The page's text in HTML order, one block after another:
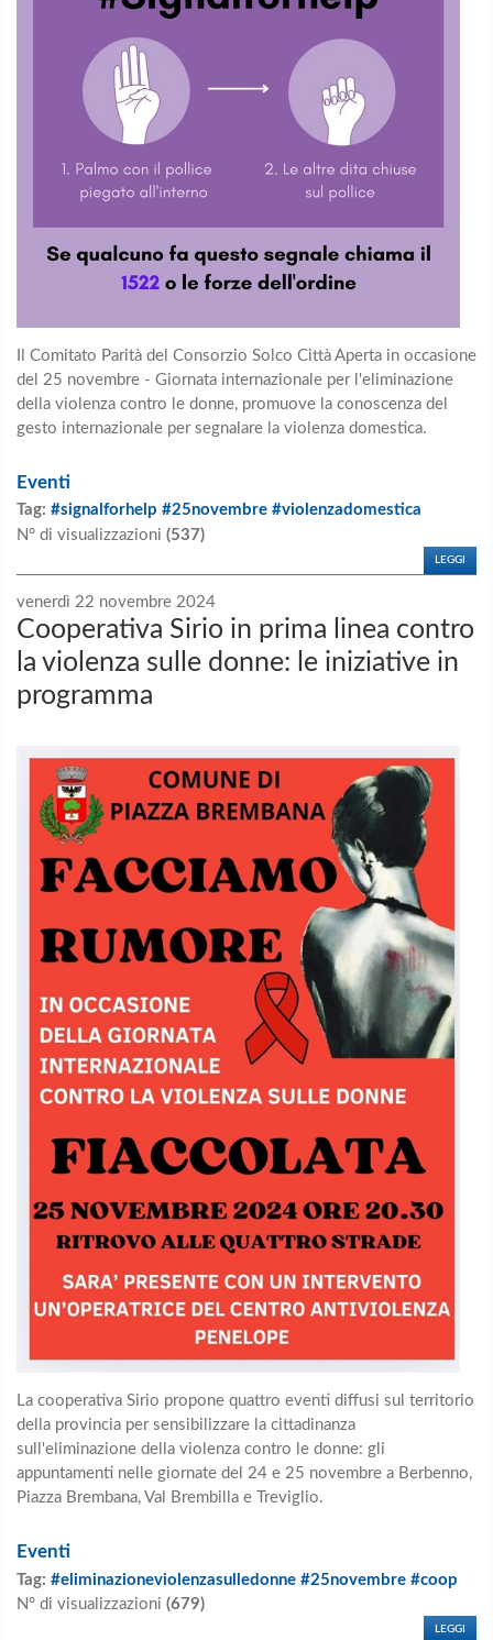
Il Comitato Parità del Consorzio Solco Città Aperta in occasione
del 25 novembre - Giornata internazionale per l'eliminazione
della violenza contro le donne, promuove la conoscenza del
gesto internazionale per segnalare la violenza domestica.
Eventi
Tag: #signalforhelp #25novembre #violenzadomestica
N° di visualizzazioni (537)
LEGGI
venerdì 22 novembre 2024
Cooperativa Sirio in prima linea contro
la violenza sulle donne: le iniziative in
programma
La cooperativa Sirio propone quattro eventi diffusi sul territorio
della provincia per sensibilizzare la cittadinanza
sull'eliminazione della violenza contro le donne: gli
appuntamenti nelle giornate del 24 e 25 novembre a Berbenno,
Piazza Brembana, Val Brembilla e Treviglio.
Eventi
Tag: #eliminazioneviolenzasulledonne #25novembre #coop
N° di visualizzazioni (679)
LEGGI